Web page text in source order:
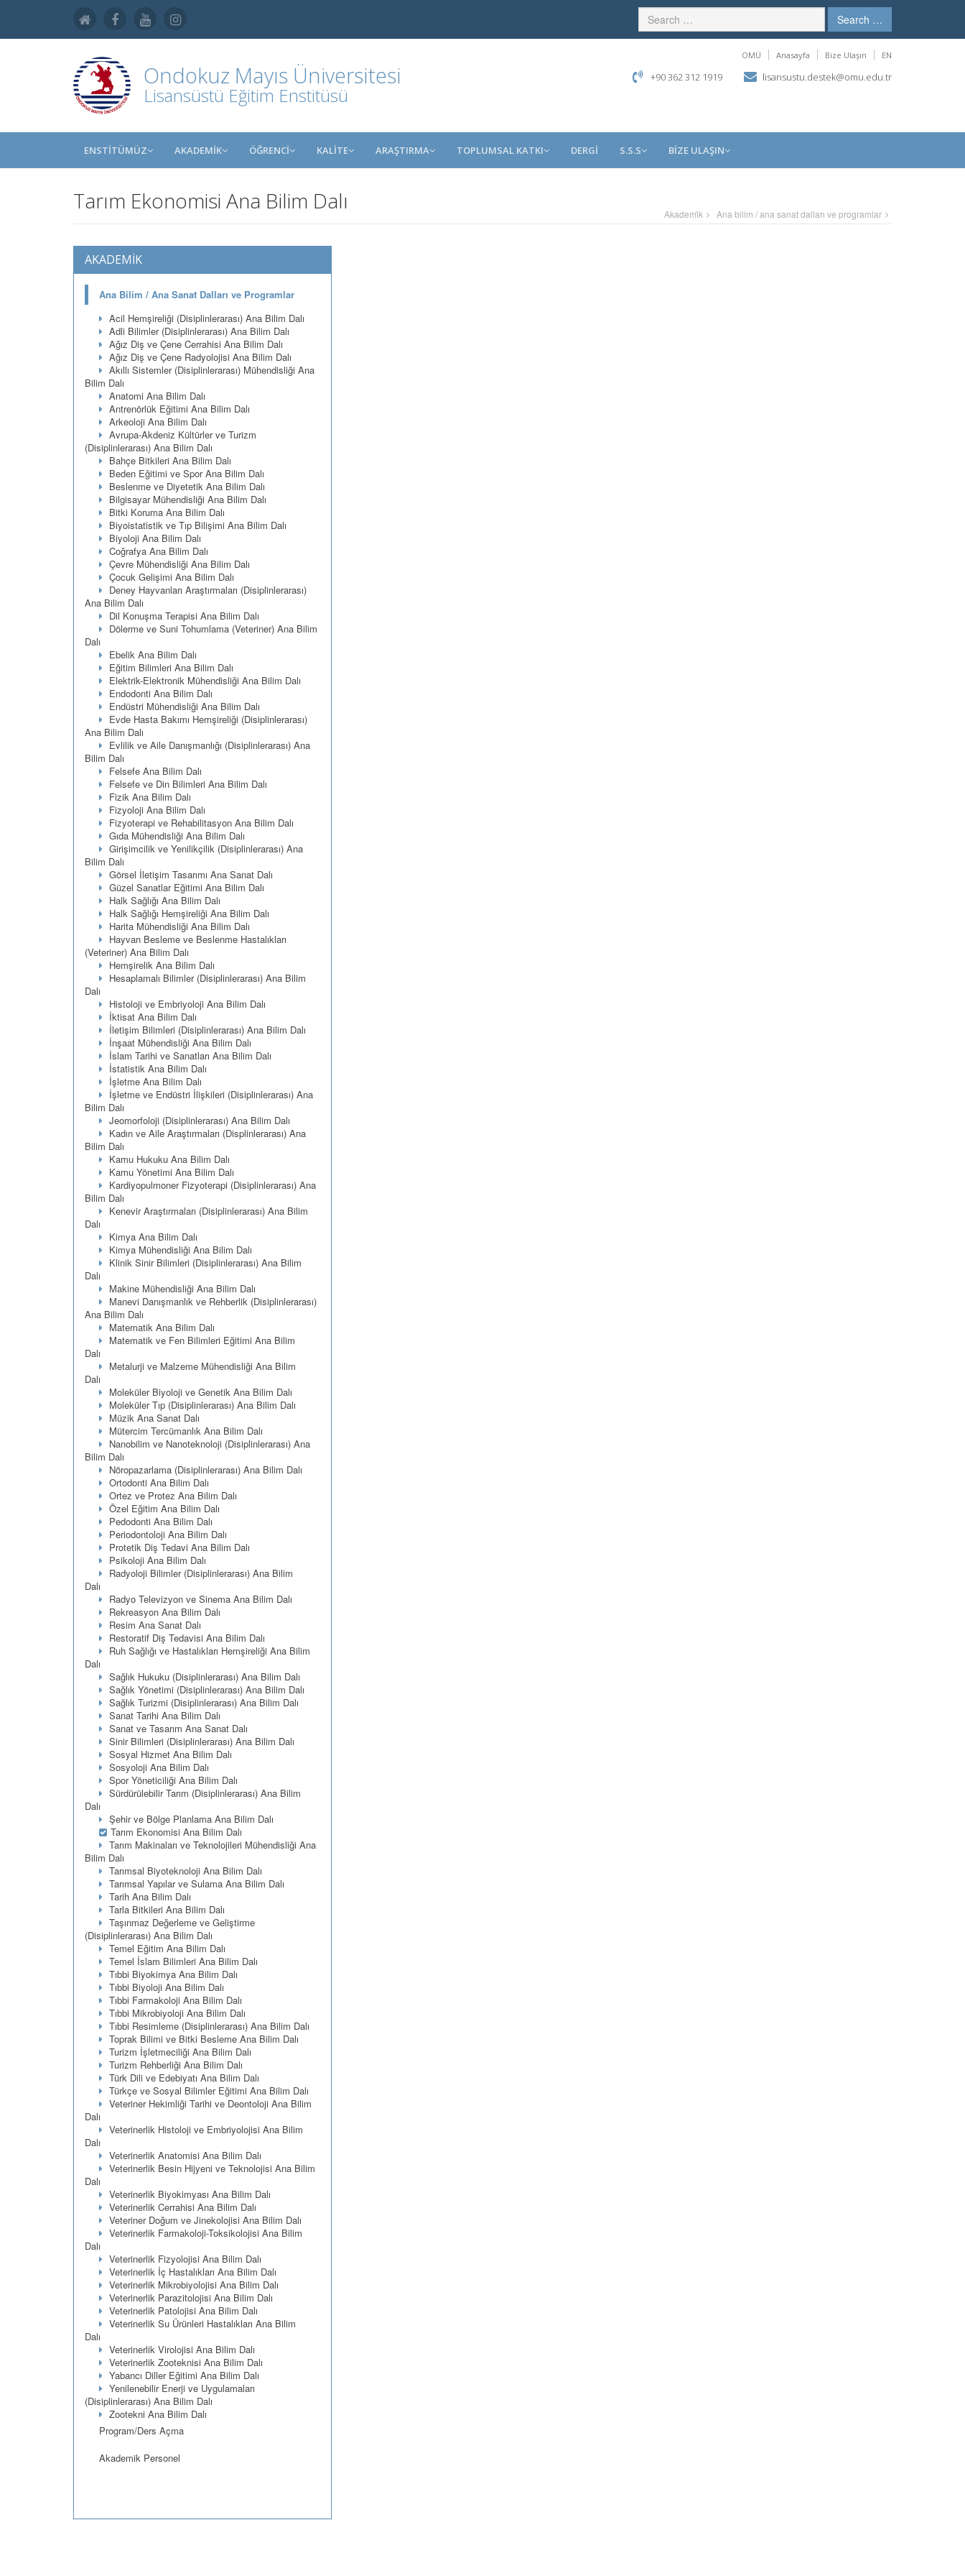
Search …
Ondokuz Mayıs Üniversitesi
Lisansüstü Eğitim Enstitüsü
OMÜ Anasayfa Bize Ulaşın EN
+90 362 312 1919 lisansustu.destek@omu.edu.tr
ENSTİTÜMÜZ AKADEMİK ÖĞRENCİ KALİTE ARAŞTIRMA TOPLUMSAL KATKI DERGİ S.S.S BİZE ULAŞIN
Tarım Ekonomisi Ana Bilim Dalı Akademi̇k Ana bilim / ana sanat dalları ve programlar
AKADEMİK
Ana Bilim / Ana Sanat Dalları ve Programlar
Acil Hemşireliği (Disiplinlerarası) Ana Bilim Dalı
Adli Bilimler (Disiplinlerarası) Ana Bilim Dalı
Ağız Diş ve Çene Cerrahisi Ana Bilim Dalı
Ağız Diş ve Çene Radyolojisi Ana Bilim Dalı
Akıllı Sistemler (Disiplinlerarası) Mühendisliği Ana
Bilim Dalı
Anatomi Ana Bilim Dalı
Antrenörlük Eğitimi Ana Bilim Dalı
Arkeoloji Ana Bilim Dalı
Avrupa-Akdeniz Kültürler ve Turizm
(Disiplinlerarası) Ana Bilim Dalı
Bahçe Bitkileri Ana Bilim Dalı
Beden Eğitimi ve Spor Ana Bilim Dalı
Beslenme ve Diyetetik Ana Bilim Dalı
Bilgisayar Mühendisliği Ana Bilim Dalı
Bitki Koruma Ana Bilim Dalı
Biyoistatistik ve Tıp Bilişimi Ana Bilim Dalı
Biyoloji Ana Bilim Dalı
Coğrafya Ana Bilim Dalı
Çevre Mühendisliği Ana Bilim Dalı
Çocuk Gelişimi Ana Bilim Dalı
Deney Hayvanları Araştırmaları (Disiplinlerarası)
Ana Bilim Dalı
Dil Konuşma Terapisi Ana Bilim Dalı
Dölerme ve Suni Tohumlama (Veteriner) Ana Bilim
Dalı
Ebelik Ana Bilim Dalı
Eğitim Bilimleri Ana Bilim Dalı
Elektrik-Elektronik Mühendisliği Ana Bilim Dalı
Endodonti Ana Bilim Dalı
Endüstri Mühendisliği Ana Bilim Dalı
Evde Hasta Bakımı Hemşireliği (Disiplinlerarası)
Ana Bilim Dalı
Evlilik ve Aile Danışmanlığı (Disiplinlerarası) Ana
Bilim Dalı
Felsefe Ana Bilim Dalı
Felsefe ve Din Bilimleri Ana Bilim Dalı
Fizik Ana Bilim Dalı
Fizyoloji Ana Bilim Dalı
Fizyoterapi ve Rehabilitasyon Ana Bilim Dalı
Gıda Mühendisliği Ana Bilim Dalı
Girişimcilik ve Yenilikçilik (Disiplinlerarası) Ana
Bilim Dalı
Görsel İletişim Tasarımı Ana Sanat Dalı
Güzel Sanatlar Eğitimi Ana Bilim Dalı
Halk Sağlığı Ana Bilim Dalı
Halk Sağlığı Hemşireliği Ana Bilim Dalı
Harita Mühendisliği Ana Bilim Dalı
Hayvan Besleme ve Beslenme Hastalıkları
(Veteriner) Ana Bilim Dalı
Hemşirelik Ana Bilim Dalı
Hesaplamalı Bilimler (Disiplinlerarası) Ana Bilim
Dalı
Histoloji ve Embriyoloji Ana Bilim Dalı
İktisat Ana Bilim Dalı
İletişim Bilimleri (Disiplinlerarası) Ana Bilim Dalı
İnşaat Mühendisliği Ana Bilim Dalı
İslam Tarihi ve Sanatları Ana Bilim Dalı
İstatistik Ana Bilim Dalı
İşletme Ana Bilim Dalı
İşletme ve Endüstri İlişkileri (Disiplinlerarası) Ana
Bilim Dalı
Jeomorfoloji (Disiplinlerarası) Ana Bilim Dalı
Kadın ve Aile Araştırmaları (Displinlerarası) Ana
Bilim Dalı
Kamu Hukuku Ana Bilim Dalı
Kamu Yönetimi Ana Bilim Dalı
Kardiyopulmoner Fizyoterapi (Disiplinlerarası) Ana
Bilim Dalı
Kenevir Araştırmaları (Disiplinlerarası) Ana Bilim
Dalı
Kimya Ana Bilim Dalı
Kimya Mühendisliği Ana Bilim Dalı
Klinik Sinir Bilimleri (Disiplinlerarası) Ana Bilim
Dalı
Makine Mühendisliği Ana Bilim Dalı
Manevi Danışmanlık ve Rehberlik (Disiplinlerarası)
Ana Bilim Dalı
Matematik Ana Bilim Dalı
Matematik ve Fen Bilimleri Eğitimi Ana Bilim
Dalı
Metalurji ve Malzeme Mühendisliği Ana Bilim
Dalı
Moleküler Biyoloji ve Genetik Ana Bilim Dalı
Moleküler Tıp (Disiplinlerarası) Ana Bilim Dalı
Müzik Ana Sanat Dalı
Mütercim Tercümanlık Ana Bilim Dalı
Nanobilim ve Nanoteknoloji (Disiplinlerarası) Ana
Bilim Dalı
Nöropazarlama (Disiplinlerarası) Ana Bilim Dalı
Ortodonti Ana Bilim Dalı
Ortez ve Protez Ana Bilim Dalı
Özel Eğitim Ana Bilim Dalı
Pedodonti Ana Bilim Dalı
Periodontoloji Ana Bilim Dalı
Protetik Diş Tedavi Ana Bilim Dalı
Psikoloji Ana Bilim Dalı
Radyoloji Bilimler (Disiplinlerarası) Ana Bilim
Dalı
Radyo Televizyon ve Sinema Ana Bilim Dalı
Rekreasyon Ana Bilim Dalı
Resim Ana Sanat Dalı
Restoratif Diş Tedavisi Ana Bilim Dalı
Ruh Sağlığı ve Hastalıkları Hemşireliği Ana Bilim
Dalı
Sağlık Hukuku (Disiplinlerarası) Ana Bilim Dalı
Sağlık Yönetimi (Disiplinlerarası) Ana Bilim Dalı
Sağlık Turizmi (Disiplinlerarası) Ana Bilim Dalı
Sanat Tarihi Ana Bilim Dalı
Sanat ve Tasarım Ana Sanat Dalı
Sinir Bilimleri (Disiplinlerarası) Ana Bilim Dalı
Sosyal Hizmet Ana Bilim Dalı
Sosyoloji Ana Bilim Dalı
Spor Yöneticiliği Ana Bilim Dalı
Sürdürülebilir Tarım (Disiplinlerarası) Ana Bilim
Dalı
Şehir ve Bölge Planlama Ana Bilim Dalı
Tarım Ekonomisi Ana Bilim Dalı
Tarım Makinaları ve Teknolojileri Mühendisliği Ana
Bilim Dalı
Tarımsal Biyoteknoloji Ana Bilim Dalı
Tarımsal Yapılar ve Sulama Ana Bilim Dalı
Tarih Ana Bilim Dalı
Tarla Bitkileri Ana Bilim Dalı
Taşınmaz Değerleme ve Geliştirme
(Disiplinlerarası) Ana Bilim Dalı
Temel Eğitim Ana Bilim Dalı
Temel İslam Bilimleri Ana Bilim Dalı
Tıbbi Biyokimya Ana Bilim Dalı
Tıbbi Biyoloji Ana Bilim Dalı
Tıbbi Farmakoloji Ana Bilim Dalı
Tıbbi Mikrobiyoloji Ana Bilim Dalı
Tıbbi Resimleme (Disiplinlerarası) Ana Bilim Dalı
Toprak Bilimi ve Bitki Besleme Ana Bilim Dalı
Turizm İşletmeciliği Ana Bilim Dalı
Turizm Rehberliği Ana Bilim Dalı
Türk Dili ve Edebiyatı Ana Bilim Dalı
Türkçe ve Sosyal Bilimler Eğitimi Ana Bilim Dalı
Veteriner Hekimliği Tarihi ve Deontoloji Ana Bilim
Dalı
Veterinerlik Histoloji ve Embriyolojisi Ana Bilim
Dalı
Veterinerlik Anatomisi Ana Bilim Dalı
Veterinerlik Besin Hijyeni ve Teknolojisi Ana Bilim
Dalı
Veterinerlik Biyokimyası Ana Bilim Dalı
Veterinerlik Cerrahisi Ana Bilim Dalı
Veteriner Doğum ve Jinekolojisi Ana Bilim Dalı
Veterinerlik Farmakoloji-Toksikolojisi Ana Bilim
Dalı
Veterinerlik Fizyolojisi Ana Bilim Dalı
Veterinerlik İç Hastalıkları Ana Bilim Dalı
Veterinerlik Mikrobiyolojisi Ana Bilim Dalı
Veterinerlik Parazitolojisi Ana Bilim Dalı
Veterinerlik Patolojisi Ana Bilim Dalı
Veterinerlik Su Ürünleri Hastalıkları Ana Bilim
Dalı
Veterinerlik Virolojisi Ana Bilim Dalı
Veterinerlik Zooteknisi Ana Bilim Dalı
Yabancı Diller Eğitimi Ana Bilim Dalı
Yenilenebilir Enerji ve Uygulamaları
(Disiplinlerarası) Ana Bilim Dalı
Zootekni Ana Bilim Dalı
Program/Ders Açma
Akademik Personel